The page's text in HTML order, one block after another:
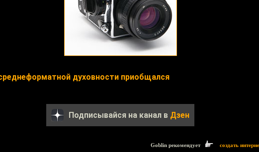
духовности приобщался
Подписывайся на канал в Дзен
Goblin рекомендует создать